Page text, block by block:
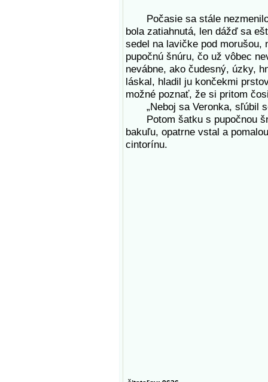
Počasie sa stále nezmenilo.
bola zatiahnutá, len dážď sa
sedel na lavičke pod morušou,
pupočnú šnúru, čo už vôbec
nevábne, ako čudesný, úzky,
láskal, hladil ju končekmi
možné poznať, že si pritom
„Neboj sa Veronka, sľúbil
Potom šatku s pupočnou
bakuľu, opatrne vstal a
cintorínu.